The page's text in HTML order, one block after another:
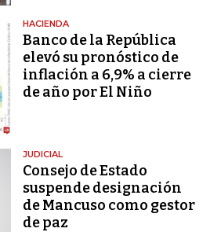
HACIENDA
Banco de la República
elevó su pronóstico de
inflación a 6,9% a cierre
de año por El Niño
JUDICIAL
Consejo de Estado
suspende designación
de Mancuso como gestor
de paz